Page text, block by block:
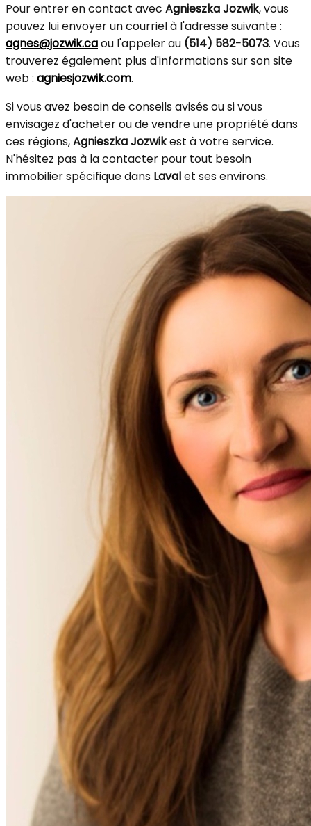
Pour entrer en contact avec Agnieszka Jozwik, vous
pouvez lui envoyer un courriel à l'adresse suivante :
agnes@jozwik.caou l'appeler au (514) 582-5073. Vous
trouverez également plus d'informations sur son site
web : agniesjozwik.com.
Si vous avez besoin de conseils avisés ou si vous
envisagez d'acheter ou de vendre une propriété dans
ces régions,Agnieszka Jozwikest à votre service.
N'hésitez pas à la contacter pour tout besoin
immobilier spécifique dans Lavalet ses environs.